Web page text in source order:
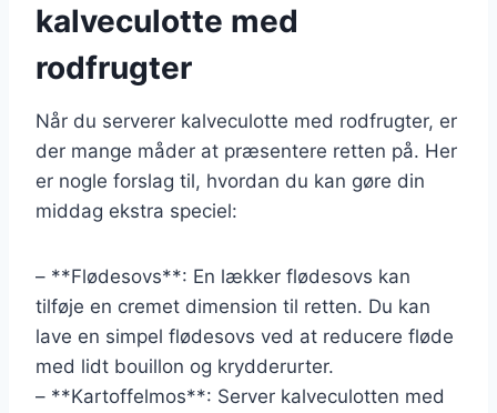
kalveculotte med
rodfrugter
Når du serverer kalveculotte med rodfrugter, er
der mange måder at præsentere retten på. Her
er nogle forslag til, hvordan du kan gøre din
middag ekstra speciel:
– **Flødesovs**: En lækker flødesovs kan
tilføje en cremet dimension til retten. Du kan
lave en simpel flødesovs ved at reducere fløde
med lidt bouillon og krydderurter.
– **Kartoffelmos**: Server kalveculotten med